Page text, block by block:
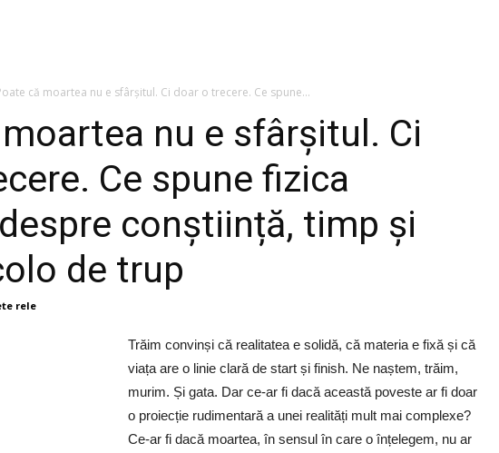
rele
că moartea nu e sfârșitul. Ci doar o trecere. Ce spune...
nu e sfârșitul. Ci
Ce spune fizica
conștiință, timp și
de trup
rele
Trăim convinși că realitatea e solidă, că materia e fixă și că
viața are o linie clară de start și finish. Ne naștem, trăim,
murim. Și gata. Dar ce-ar fi dacă această poveste ar fi doar
o proiecție rudimentară a unei realități mult mai complexe?
Ce-ar fi dacă moartea, în sensul în care o înțelegem, nu ar